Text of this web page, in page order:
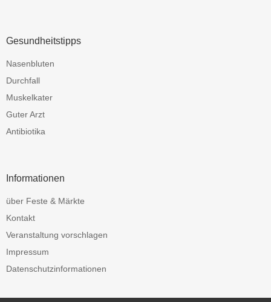
Gesundheitstipps
Nasenbluten
Durchfall
Muskelkater
Guter Arzt
Antibiotika
Informationen
über Feste & Märkte
Kontakt
Veranstaltung vorschlagen
Impressum
Datenschutzinformationen